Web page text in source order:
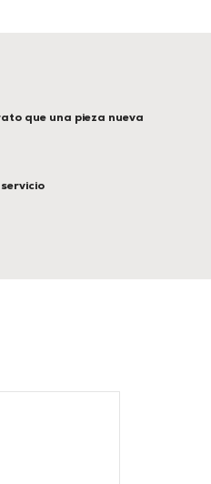
que una pieza nueva